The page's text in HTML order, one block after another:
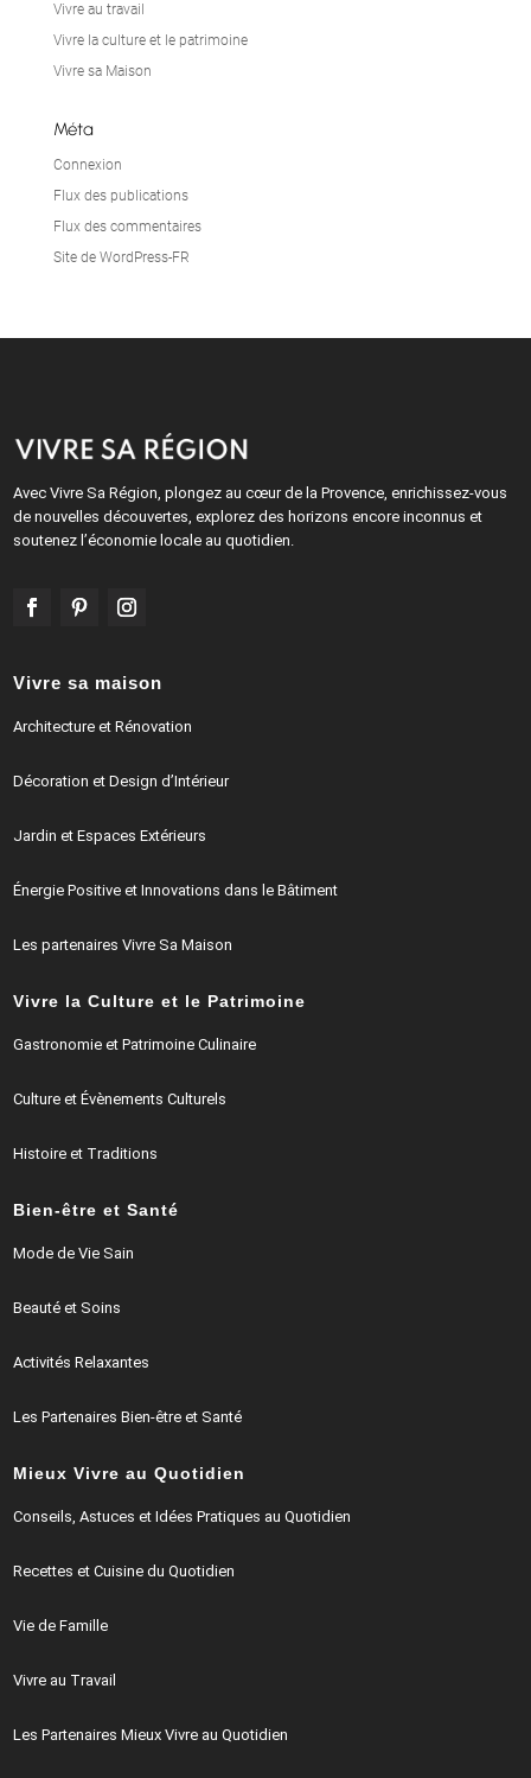
Vivre au travail
Vivre la culture et le patrimoine
Vivre sa Maison
Méta
Connexion
Flux des publications
Flux des commentaires
Site de WordPress-FR
Avec Vivre Sa Région, plongez au cœur de la Provence, enrichissez-vous
de nouvelles découvertes, explorez des horizons encore inconnus et
soutenez l’économie locale au quotidien.
Vivre sa maison
Architecture et Rénovation
Décoration et Design d’Intérieur
Jardin et Espaces Extérieurs
Énergie Positive et Innovations dans le Bâtiment
Les partenaires Vivre Sa Maison
Vivre la Culture et le Patrimoine
Gastronomie et Patrimoine Culinaire
Culture et Évènements Culturels
Histoire et Traditions
Bien-être et Santé
Mode de Vie Sain
Beauté et Soins
Activités Relaxantes
Les Partenaires Bien-être et Santé
Mieux Vivre au Quotidien
Conseils, Astuces et Idées Pratiques au Quotidien
Recettes et Cuisine du Quotidien
Vie de Famille
Vivre au Travail
Les Partenaires Mieux Vivre au Quotidien